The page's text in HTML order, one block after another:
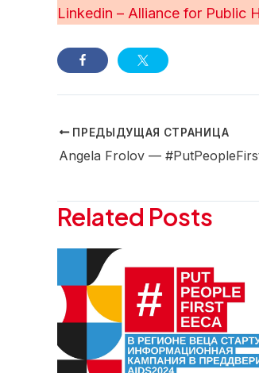
Linkedin – Alliance for Public
Навигация
по
ПРЕДЫДУЩАЯ СТРАНИЦА
Angela Frolov —
Related Posts